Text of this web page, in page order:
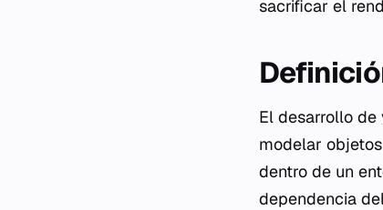
sacrificar el
El desarrollo de
modelar
dentro de un
dependencia